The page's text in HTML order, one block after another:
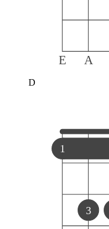
E A
D
1
3